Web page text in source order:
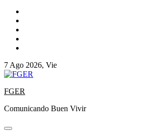
7 Ago 2026, Vie
FGER
Comunicando Buen Vivir